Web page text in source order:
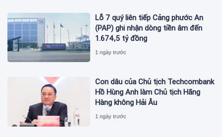
Lỗ 7 quý liên tiếp Cảng phước An
(PAP) ghi nhận dòng tiền âm đến
1.674,5 tỷ đồng
1 ngày trước
Con dâu của Chủ tịch Techcombank
Hồ Hùng Anh làm Chủ tịch Hãng
Hàng không Hải Âu
1 ngày trước